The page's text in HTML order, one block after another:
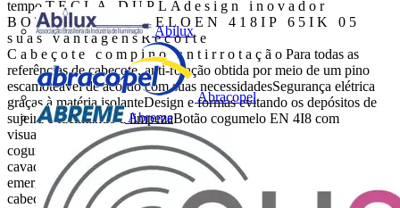
Abilux
Abracopel
Abreme
tempo T E C L A D U P L A d e s i g n i n o v a d o r
B O T Ã O C O G U M E L O E N 4 1 8 I P 6 5 I K 0 5
s u a s v a n t a g e n s R e c o r t e
C a b e ç o t e c o m p i n o a n t i r r o t a ç ã o Para todas as
referências de cabeçote, anti-rotação obtida por meio de um pino
escamoteável de acordo com suas necessidadesSegurança elétrica
graças à matéria isolanteDesign e formas evitando os depósitos de
sujeira e facilitando a limpezaBotão cogumelo EN 4I8 com
visualização lateral (faixa amarela)Otimização da ergonomia: botão
cogumelo empurrar-girar triangular, tecla de impulso
cavada.Funções inovadoras: botão cogumelo de parada de
emergência.Dimensões otimizadas: redução da espessura dos
cabeçotes 6